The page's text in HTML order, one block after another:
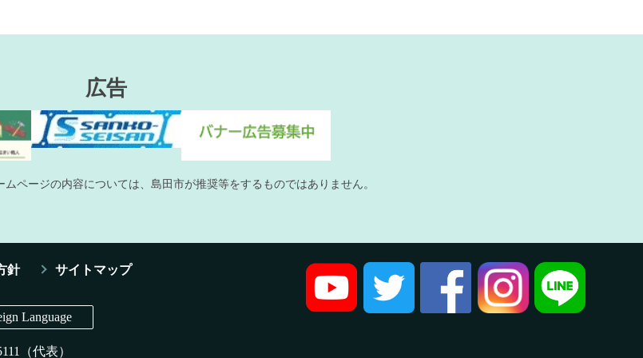
広告
ページの内容については、島田市が推奨等をするものではありません。
針 サイトマップ
Language
（代表）